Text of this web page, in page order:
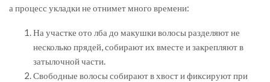
а процесс укладки не отнимет много времени:
На участке ото лба до макушки волосы разделяют не
несколько прядей, собирают их вместе и закрепляют в
затылочной части.
Свободные волосы собирают в хвост и фиксируют при